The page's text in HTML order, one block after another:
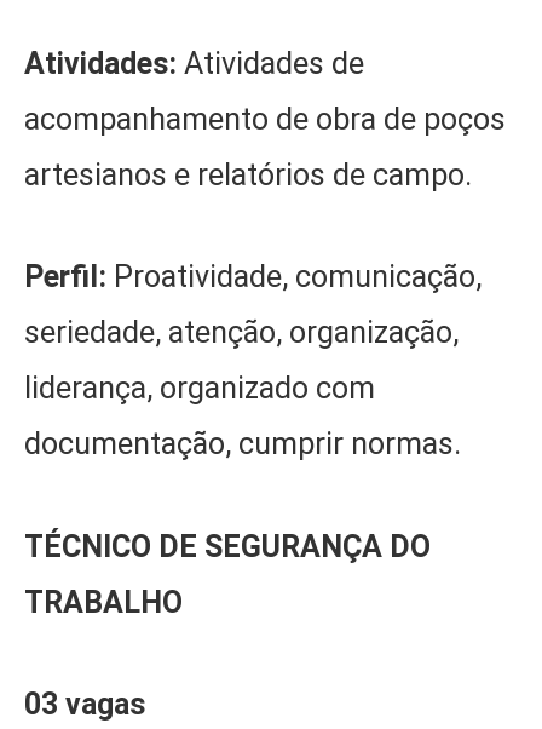
Atividades: Atividades de
acompanhamento de obra de poços
artesianos e relatórios de campo.
Perfil: Proatividade, comunicação,
seriedade, atenção, organização,
liderança, organizado com
documentação, cumprir normas.
TÉCNICO DE SEGURANÇA DO
TRABALHO
03 vagas